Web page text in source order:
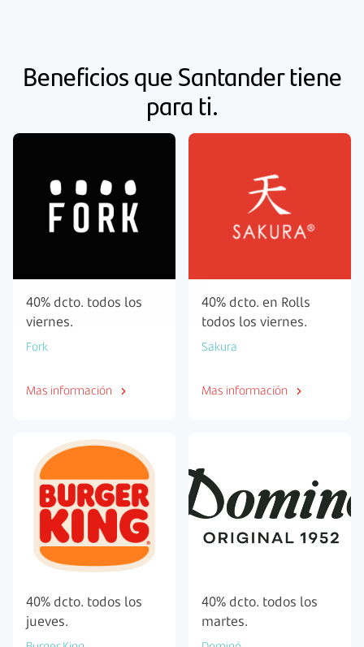
Beneficios que Santander tiene
para ti.
40% dcto. todos los
viernes.
Fork
Mas información
40% dcto. en Rolls
todos los viernes.
Sakura
Mas información
40% dcto. todos los
jueves.
40% dcto. todos los
martes.